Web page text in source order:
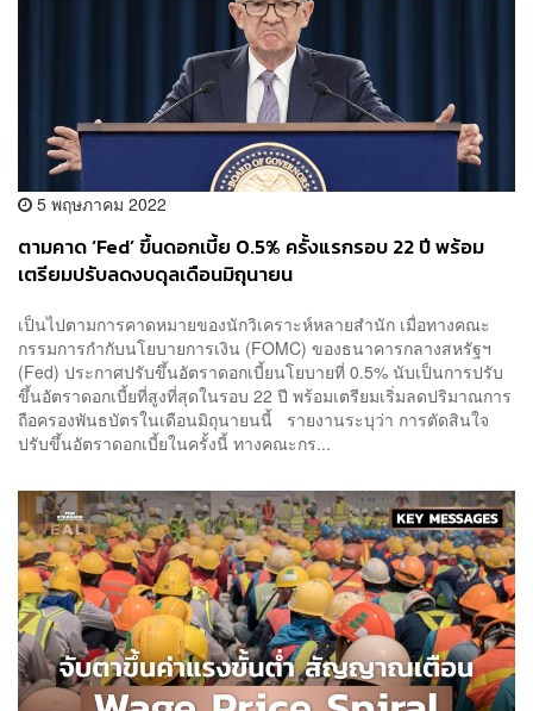
5 พฤษภาคม 2022
ตามคาด ‘Fed’ ขึ้นดอกเบี้ย 0.5% ครั้งแรกรอบ 22 ปี พร้อม
เตรียมปรับลดงบดุลเดือนมิถุนายน
เป็นไปตามการคาดหมายของนักวิเคราะห์หลายสำนัก เมื่อทางคณะ
กรรมการกำกับนโยบายการเงิน (FOMC) ของธนาคารกลางสหรัฐฯ
(Fed) ประกาศปรับขึ้นอัตราดอกเบี้ยนโยบายที่ 0.5% นับเป็นการปรับ
ขึ้นอัตราดอกเบี้ยที่สูงที่สุดในรอบ 22 ปี พร้อมเตรียมเริ่มลดปริมาณการ
ถือครองพันธบัตรในเดือนมิถุนายนนี้ รายงานระบุว่า การตัดสินใจ
ปรับขึ้นอัตราดอกเบี้ยในครั้งนี้ ทางคณะกร...